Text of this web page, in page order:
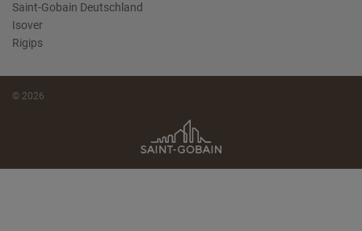
Saint-Gobain Deutschland
Isover
Rigips
© 2026